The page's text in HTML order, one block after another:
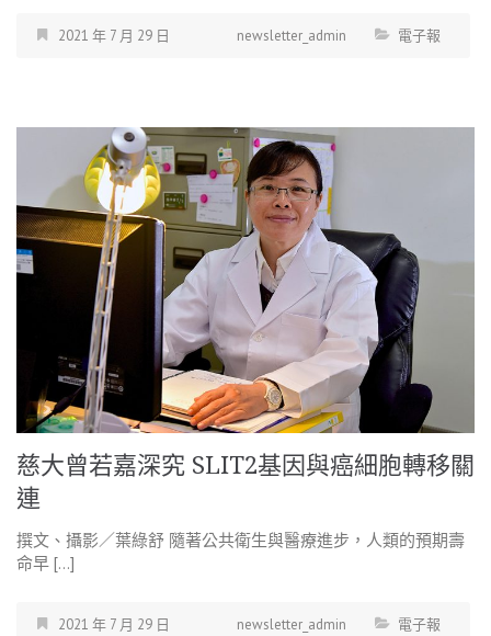
2021 年 7 月 29 日 newsletter_admin 電子報
慈大曾若嘉深究 SLIT2基因與癌細胞轉移關
連
撰文、攝影／葉綠舒 隨著公共衛生與醫療進步，人類的預期壽
命早 […]
2021 年 7 月 29 日 newsletter_admin 電子報